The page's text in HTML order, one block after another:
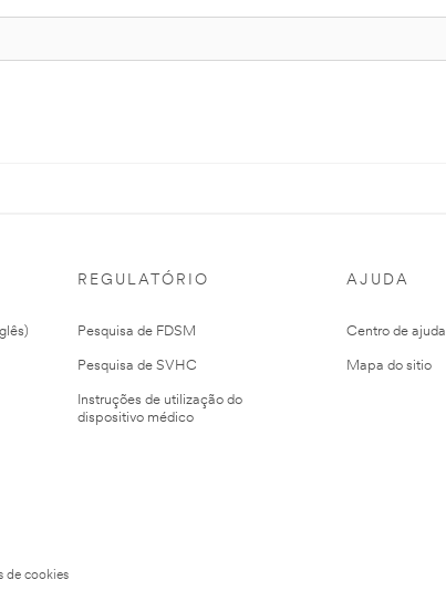
REGULATÓRIO
Pesquisa de FDSM
Pesquisa de SVHC
Instruções de utilização do
dispositivo médico
AJUDA
Centro de ajuda
Mapa do sitio
de cookies